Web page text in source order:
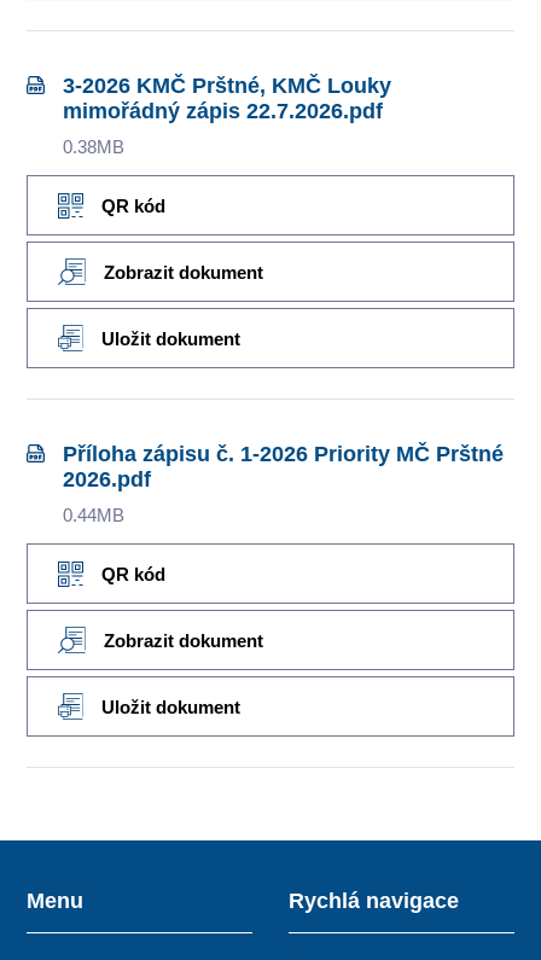
3-2026 KMČ Prštné, KMČ Louky
mimořádný zápis 22.7.2026.pdf
0.38MB
QR kód
Zobrazit dokument
Uložit dokument
Příloha zápisu č. 1-2026 Priority MČ Prštné
2026.pdf
0.44MB
QR kód
Zobrazit dokument
Uložit dokument
Menu Rychlá navigace